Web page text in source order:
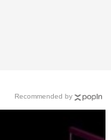
Recommended by